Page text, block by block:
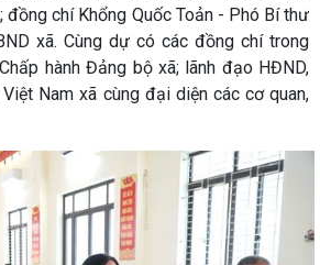
chí Khổng Quốc Toản - Phó Bí thư
xã. Cùng dự có các đồng chí trong
hành Đảng bộ xã; lãnh đạo HĐND,
Việt Nam xã cùng đại diện các cơ quan,